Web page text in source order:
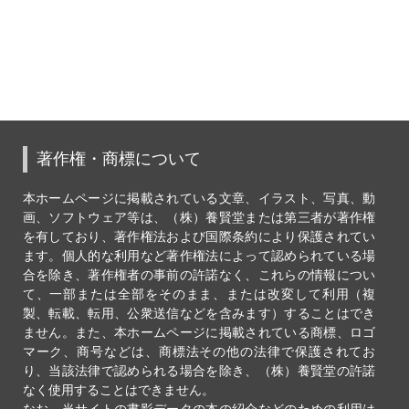
著作権・商標について
本ホームページに掲載されている文章、イラスト、写真、動
画、ソフトウェア等は、（株）養賢堂または第三者が著作権
を有しており、著作権法および国際条約により保護されてい
ます。個人的な利用など著作権法によって認められている場
合を除き、著作権者の事前の許諾なく、これらの情報につい
て、一部または全部をそのまま、または改変して利用（複
製、転載、転用、公衆送信などを含みます）することはでき
ません。また、本ホームページに掲載されている商標、ロゴ
マーク、商号などは、商標法その他の法律で保護されてお
り、当該法律で認められる場合を除き、（株）養賢堂の許諾
なく使用することはできません。